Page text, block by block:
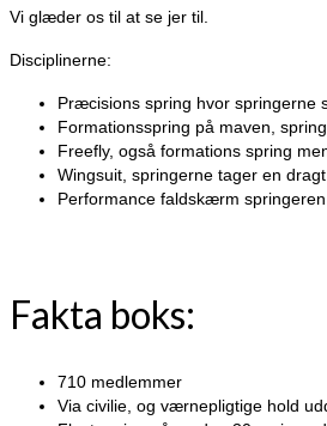
Vi glæder os til at se jer til.
Disciplinerne:
Præcisions spring hvor springerne
Formationsspring på maven,
Freefly, også formations spring
Wingsuit, springerne tager en
Performance faldskærm
Fakta boks:
710 medlemmer
Via civilie, og værnepligtige hold